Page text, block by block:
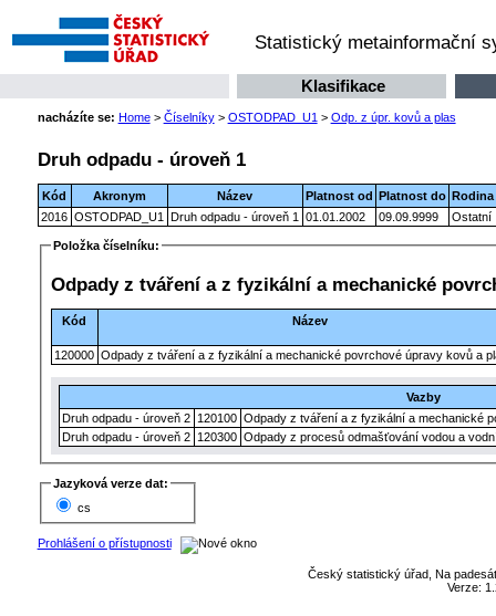
Statistický metainformační
Klasifikace
nacházíte se: Home> Číselníky> OSTODPAD_U1 > Odp. z úpr. kovů a plas
Druh odpadu - úroveň 1
Kód Akronym Název Platnost od Platnost do Rodina
2016 OSTODPAD_U1 Druh odpadu - úroveň 1 01.01.2002 09.09.9999 Ostatní
Položka číselníku:
Odpady z tváření a z fyzikální a
Kód Název
120000 Odpady z tváření a z fyzikální a mechanické povrchové úpravy kovů a
Vazby
Druh odpadu - úroveň 2 120100
Druh odpadu - úroveň 2 120300 Odpady z procesů odmašťování vodou
Jazyková verze dat:
cs
Prohlášení o přístupnosti
Český statistický úřad, Na
Verze: